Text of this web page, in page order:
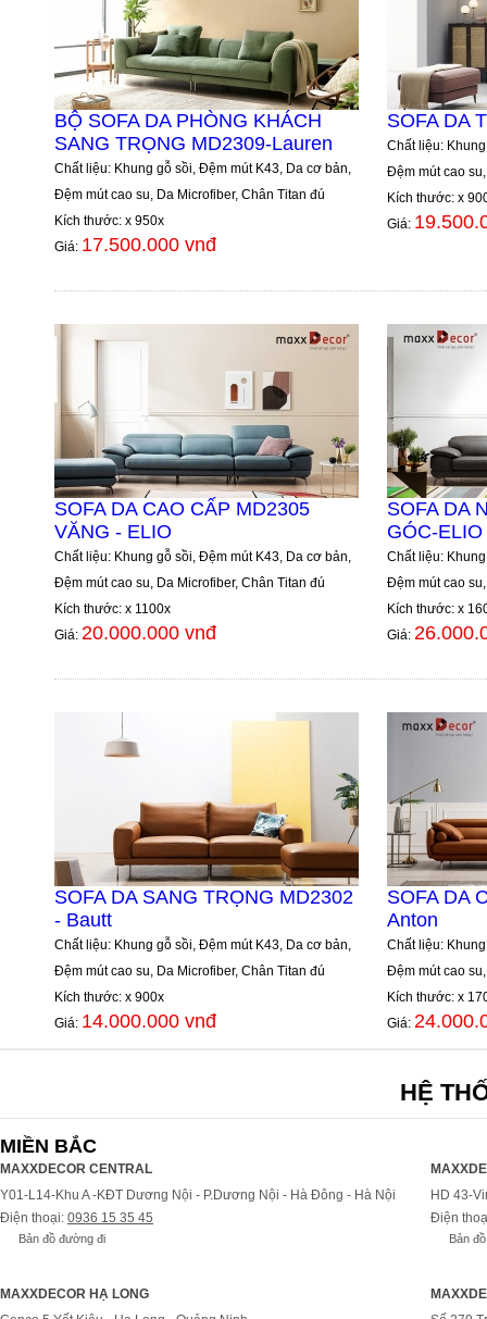
BỘ SOFA DA PHÒNG KHÁCH
SANG TRỌNG MD2309-Lauren
Chất liệu: Khung gỗ sồi, Đệm mút K43, Da cơ bản,
Đệm mút cao su, Da Microfiber, Chân Titan đú
Kích thước: x 950x
Giá: 17.500.000 vnđ
SOFA DA
Chất liệu:
Đệm mút cao
Kích thước: x
Giá:
SOFA DA CAO CẤP MD2305
VĂNG - ELIO
Chất liệu: Khung gỗ sồi, Đệm mút K43, Da cơ bản,
Đệm mút cao su, Da Microfiber, Chân Titan đú
Kích thước: x 1100x
Giá: 20.000.000 vnđ
SOFA DA
GÓC-ELIO
Chất liệu:
Đệm mút cao
Kích thước: x
Giá:
SOFA DA SANG TRỌNG MD2302
- Bautt
Chất liệu: Khung gỗ sồi, Đệm mút K43, Da cơ bản,
Đệm mút cao su, Da Microfiber, Chân Titan đú
Kích thước: x 900x
Giá: 14.000.000 vnđ
SOFA DA
Anton
Chất liệu:
Đệm mút cao
Kích thước: x
Giá:
HỆ
MIỀN BẮC
MAXXDECOR CENTRAL
Y01-L14-Khu A -KĐT Dương Nội - P.Dương Nội - Hà Đông - Hà Nội
Điện thoại: 0936 15 35 45
Bản đồ đường đi
HD 43-
Điện
Bản
MAXXDECOR HẠ LONG